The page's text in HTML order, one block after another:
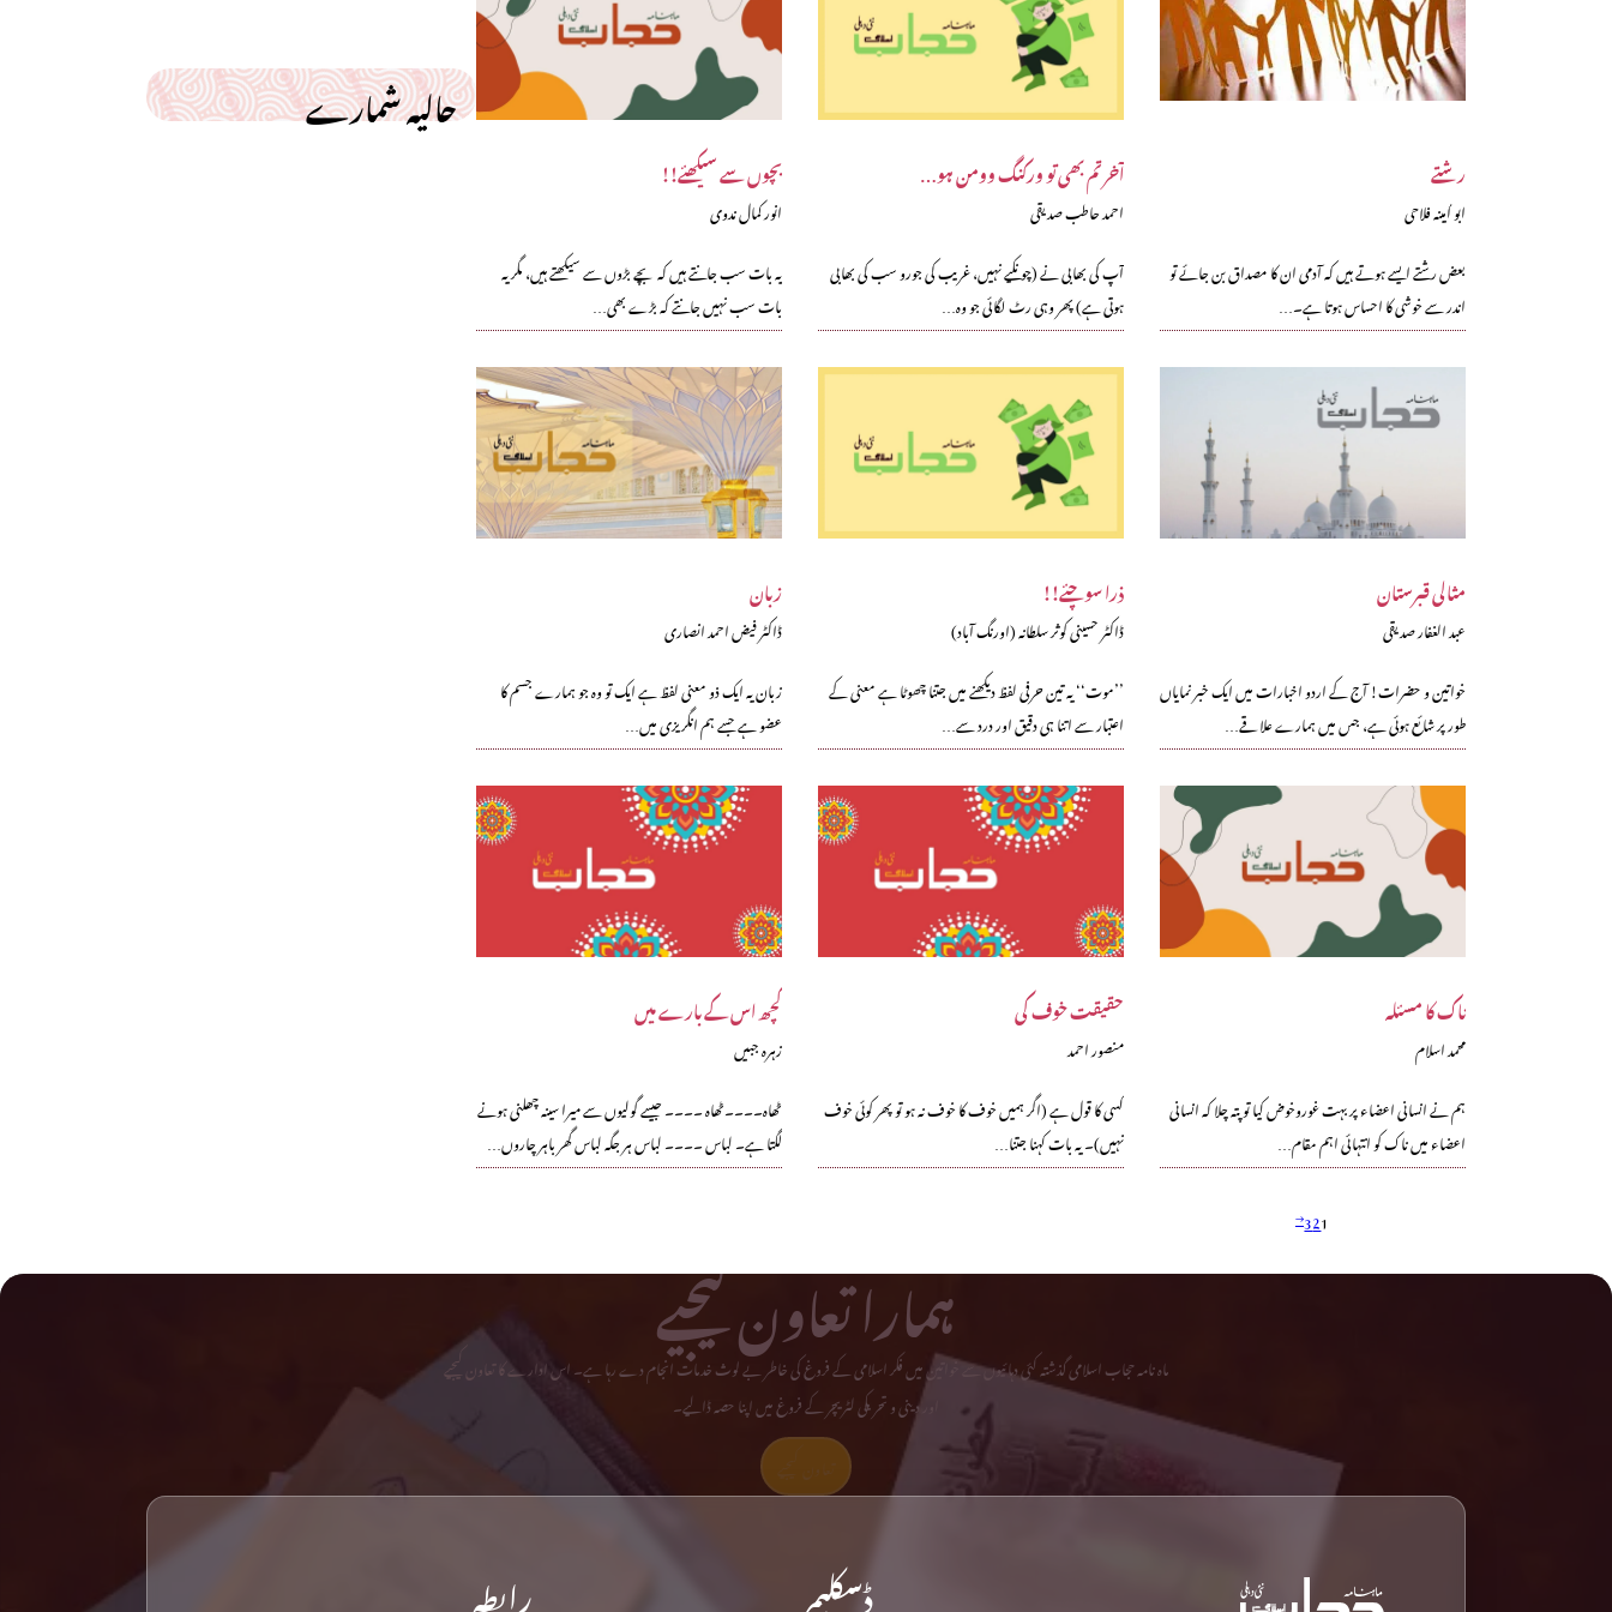
رشتے
ابو اُمینہ فلاحی
بعض رشتے ایسے ہوتے ہیں کہ آدمی ان کا مصداق بن جائے تو
اندر سے خوشی کا احساس ہوتا ہے۔…
آخر تم بھی تو ورکنگ وومن ہو…
احمد حاطب صدیقی
آپ کی بھابی نے (چونکیے نہیں، غریب کی جورو سب کی بھابی
ہوتی ہے) پھر وہی رٹ لگائی جو وہ…
بچوں سے سیکھئے!!
انور کمال ندوی
یہ بات سب جانتے ہیں کہ بچے بڑوں سے سیکھتے ہیں، مگر یہ
بات سب نہیں جانتے کہ بڑے بھی…
مثالی قبرستان
عبد الغفار صدیقی
خواتین و حضرات! آج کے اردو اخبارات میں ایک خبر نمایاں
طور پر شائع ہوئی ہے، جس میں ہمارے علاقے…
ذرا سوچئے!!
ڈاکٹر حسینی کوثر سلطانہ (اورنگ آباد)
’’موت‘‘ یہ تین حرفی لفظ دیکھنے میں جتنا چھوٹا ہے معنی کے
اعتبار سے اتنا ہی دقیق اور درد سے…
زبان
ڈاکٹر فیض احمد انصاری
زبان یہ ایک ذو معنی لفظ ہے ایک تو وہ جو ہمارے جسم کا
عضو ہے جسے ہم انگریزی میں…
ناک کا مسئلہ
محمد اسلام
ہم نے انسانی اعضاء پر بہت غوروخوض کیا تو پتہ چلا کہ انسانی
اعضاء میں ناک کو انتہائی اہم مقام…
حقیقت خوف کی
منصور احمد
کسی کا قول ہے (اگر ہمیں خوف کا خوف نہ ہو تو پھر کوئی خوف
نہیں)۔ یہ بات کہنا جتنا…
کچھ اس کے بارے میں
زہرہ جبیں
ٹھاہ۔۔۔۔ٹھاہ ۔۔۔۔ جیسے گولیوں سے میرا سینہ چھلنی ہونے
لگتا ہے۔ لباس ۔۔۔۔ لباس ہر جگہ لباس گھر باہر چاروں…
1
2
3
حالیہ شمارے
ہمارا تعاون کیجیے
ماہ نامہ حجاب اسلامی گذشتہ کئی دہائیوں سے خواتین میں فکر اسلامی کے فروغ کی خاطر بے لوث خدمات انجام دے رہا ہے۔ اس ادارے کا تعاون کیجیے
اور دینی و تحریکی لٹریچر کے فروغ میں اپنا حصہ ڈالیے۔
ڈسکلیمر رابطہ